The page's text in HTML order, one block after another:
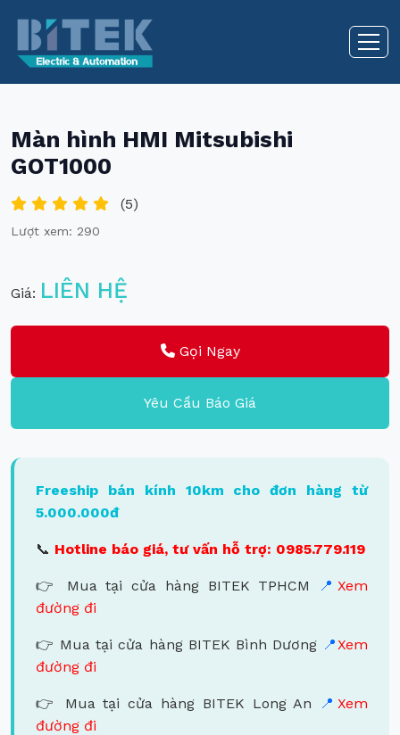
Màn hình HMI Mitsubishi
GOT1000
(5)
Lượt xem: 290
Giá: LIÊN HỆ
Gọi Ngay
Yêu Cầu Báo Giá
Freeship bán kính 10km cho đơn hàng từ
5.000.000đ
📞 Hotline báo giá, tư vấn hỗ trợ: 0985.779.119
👉 Mua tại cửa hàng BITEK TPHCM 📍Xem
đường đi
👉 Mua tại cửa hàng BITEK Bình Dương 📍Xem
đường đi
👉 Mua tại cửa hàng BITEK Long An 📍Xem
đường đi